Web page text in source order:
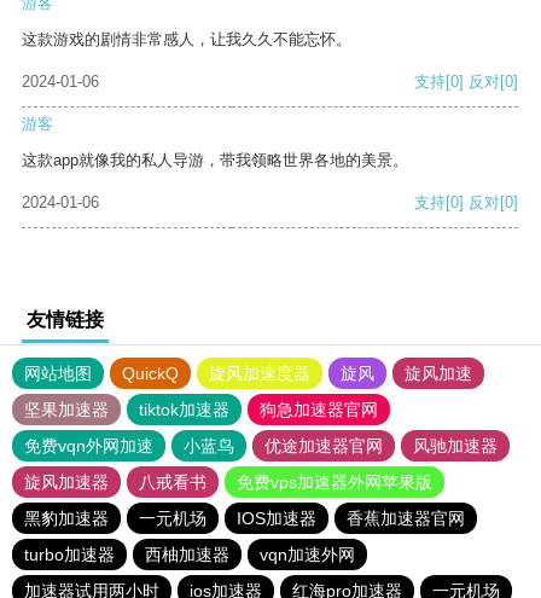
这款游戏的剧情非常感人，让我久久不能忘怀。
2024-01-06 支持[0] 反对[0]
游客
这款app就像我的私人导游，带我领略世界各地的美景。
2024-01-06 支持[0] 反对[0]
友情链接
网站地图 QuickQ 旋风加速度器 旋风
旋风加速
坚果加速器
tiktok加速器
狗急加速器官网
免费vqn外网加速
小蓝鸟 优途加速器官网
风驰加速器
旋风加速器
八戒看书
免费vps加速器外网苹果版
黑豹加速器
一元机场 IOS加速器
香蕉加速器官网
turbo加速器
西柚加速器
vqn加速外网
加速器试用两小时
ios加速器 红海pro加速器 一元机场